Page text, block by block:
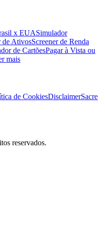
x EUASimulador
de AtivosScreener de Renda
de CartõesPagar à Vista ou
mais
de CookiesDisclaimerSacre
reservados.